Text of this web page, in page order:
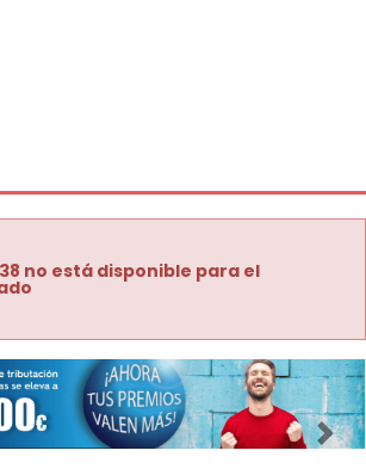
no está disponible para el